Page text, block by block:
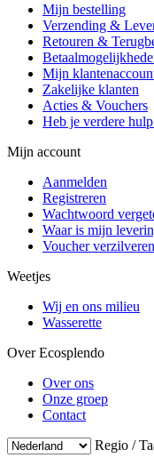
Mijn bestelling
Verzending &
Retouren &
Mijn
Zakelijke klanten
Acties & Vouchers
Heb je verdere
Mijn account
Aanmelden
Registreren
Wachtwoord
Waar is mijn
Voucher verzilveren
Weetjes
Wij en ons milieu
Wasserette
Over Ecosplendo
Over ons
Onze groep
Contact
Regio /